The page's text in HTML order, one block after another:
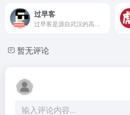
过早客
暂无评论